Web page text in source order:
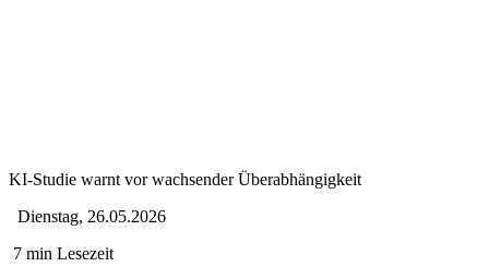
KI-Studie warnt vor wachsender Überabhängigkeit
Dienstag, 26.05.2026
7 min Lesezeit